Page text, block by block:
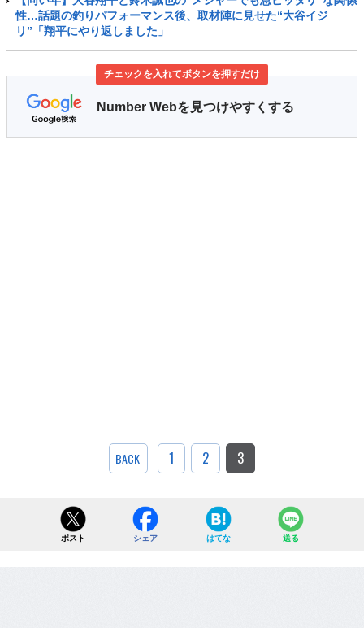
性…話題の釣りパフォーマンス後、取材陣に見せた“大谷イジ
リ”「翔平にやり返しました」
チェックを入れてボタンを押すだけ
Number Webを見つけやすくする
BACK 1 2 3
ポスト シェア はてな 送る